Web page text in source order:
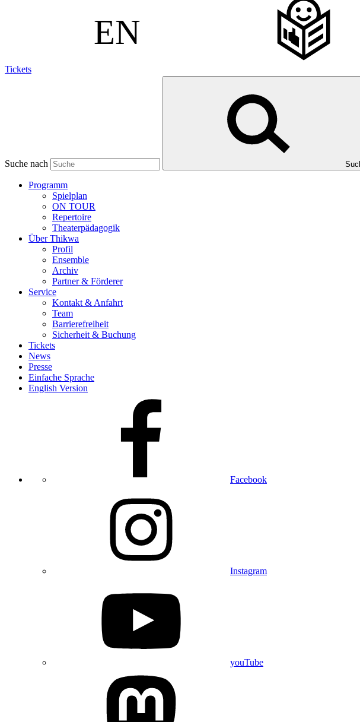
Tickets
Suche nach
Programm
Spielplan
ON TOUR
Repertoire
Theaterpädagogik
Über Thikwa
Profil
Ensemble
Archiv
Partner & Förderer
Service
Kontakt & Anfahrt
Team
Barrierefreiheit
Sicherheit & Buchung
Tickets
News
Presse
Einfache Sprache
English Version
Facebook
Instagram
youTube